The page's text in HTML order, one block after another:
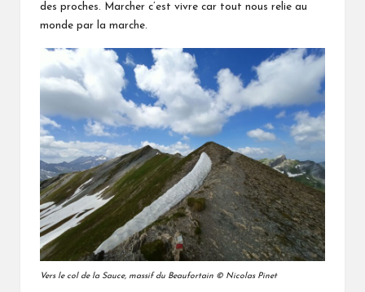
des proches. Marcher c’est vivre car tout nous relie au
monde par la marche.
Vers le col de la Sauce, massif du Beaufortain © Nicolas Pinet